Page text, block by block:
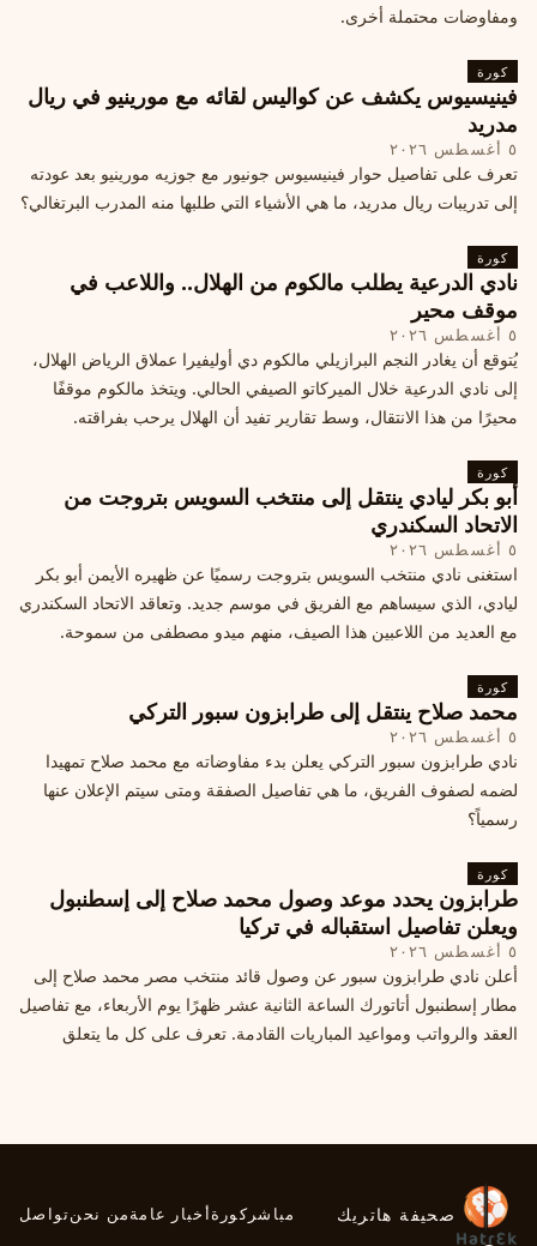
ومفاوضات محتملة أخرى.
كورة
فينيسيوس يكشف عن كواليس لقائه مع مورينيو في ريال
مدريد
٥ أغسطس ٢٠٢٦
تعرف على تفاصيل حوار فينيسيوس جونيور مع جوزيه مورينيو بعد عودته
إلى تدريبات ريال مدريد، ما هي الأشياء التي طلبها منه المدرب البرتغالي؟
كورة
نادي الدرعية يطلب مالكوم من الهلال.. واللاعب في
موقف محير
٥ أغسطس ٢٠٢٦
يُتوقع أن يغادر النجم البرازيلي مالكوم دي أوليفيرا عملاق الرياض الهلال،
إلى نادي الدرعية خلال الميركاتو الصيفي الحالي. ويتخذ مالكوم موقفًا
محيرًا من هذا الانتقال، وسط تقارير تفيد أن الهلال يرحب بفراقته.
كورة
أبو بكر ليادي ينتقل إلى منتخب السويس بتروجت من
الاتحاد السكندري
٥ أغسطس ٢٠٢٦
استغنى نادي منتخب السويس بتروجت رسميًا عن ظهيره الأيمن أبو بكر
ليادي، الذي سيساهم مع الفريق في موسم جديد. وتعاقد الاتحاد السكندري
مع العديد من اللاعبين هذا الصيف، منهم ميدو مصطفى من سموحة.
كورة
محمد صلاح ينتقل إلى طرابزون سبور التركي
٥ أغسطس ٢٠٢٦
نادي طرابزون سبور التركي يعلن بدء مفاوضاته مع محمد صلاح تمهيدا
لضمه لصفوف الفريق، ما هي تفاصيل الصفقة ومتى سيتم الإعلان عنها
رسمياً؟
كورة
طرابزون يحدد موعد وصول محمد صلاح إلى إسطنبول
ويعلن تفاصيل استقباله في تركيا
٥ أغسطس ٢٠٢٦
أعلن نادي طرابزون سبور عن وصول قائد منتخب مصر محمد صلاح إلى
مطار إسطنبول أتاتورك الساعة الثانية عشر ظهرًا يوم الأربعاء، مع تفاصيل
العقد والرواتب ومواعيد المباريات القادمة. تعرف على كل ما يتعلق
صحيفة هاتريك مباشر كورةأخبار عامةمن نحنتواصل